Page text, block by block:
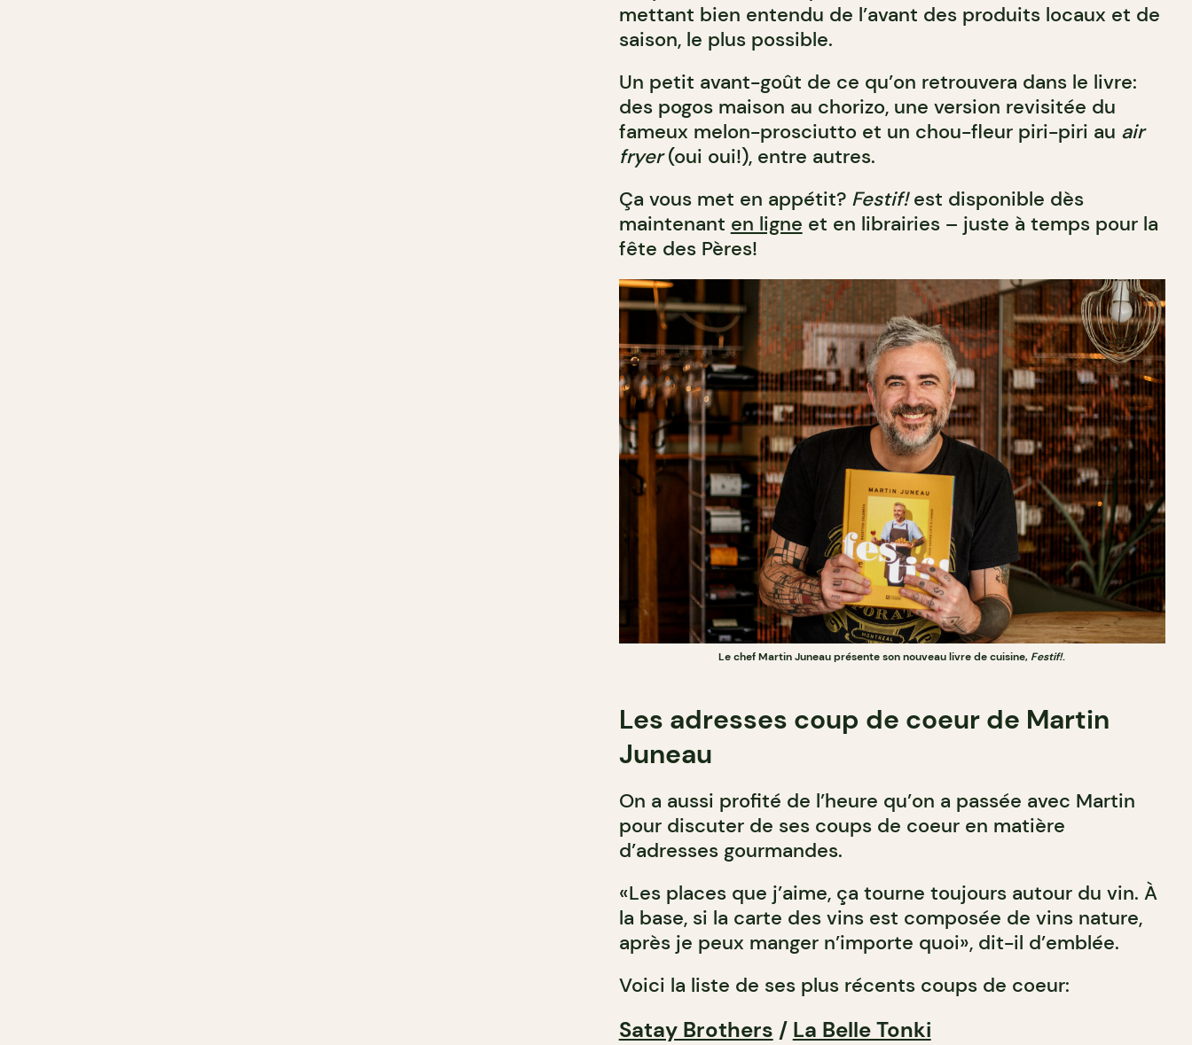
mettant bien entendu de l’avant des produits locaux et de
saison, le plus possible.
Un petit avant-goût de ce qu’on retrouvera dans le livre:
des pogos maison au chorizo, une version revisitée du
fameux melon-prosciutto et un chou-fleur piri-piri au air
fryer(oui oui!), entre autres.
Ça vous met en appétit? Festif!est disponible dès
maintenant en ligne et en librairies – juste à temps pour la
fête des Pères!
Le chef Martin Juneau présente son nouveau livre de cuisine, Festif!.
Les adresses coup de coeur de Martin
Juneau
On a aussi profité de l’heure qu’on a passée avec Martin
pour discuter de ses coups de coeur en matière
d’adresses gourmandes.
«Les places que j’aime, ça tourne toujours autour du vin. À
la base, si la carte des vins est composée de vins nature,
après je peux manger n’importe quoi», dit-il d’emblée.
Voici la liste de ses plus récents coups de coeur:
Satay Brothers / La Belle Tonki